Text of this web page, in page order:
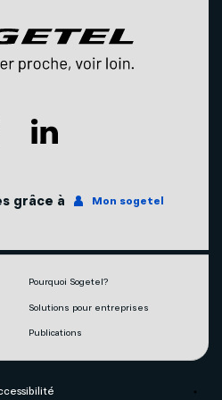
grâce à Mon sogetel
Pourquoi Sogetel?
Solutions pour entreprises
Publications